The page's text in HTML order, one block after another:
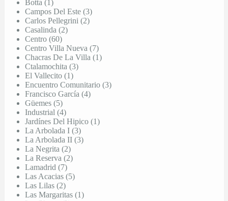
Botta (1)
Campos Del Este (3)
Carlos Pellegrini (2)
Casalinda (2)
Centro (60)
Centro Villa Nueva (7)
Chacras De La Villa (1)
Ctalamochita (3)
El Vallecito (1)
Encuentro Comunitario (3)
Francisco García (4)
Güemes (5)
Industrial (4)
Jardínes Del Hipico (1)
La Arbolada I (3)
La Arbolada II (3)
La Negrita (2)
La Reserva (2)
Lamadrid (7)
Las Acacias (5)
Las Lilas (2)
Las Margaritas (1)